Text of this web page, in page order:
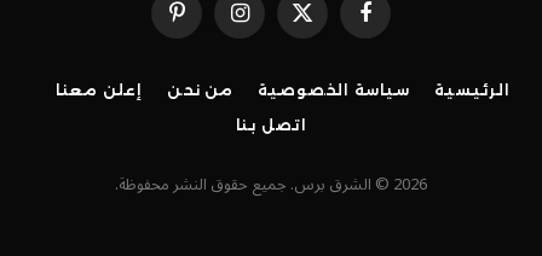
فيسبوك X
(Twitter)
الانستغرامبينتيريست
الرئيسية سياسة الخصوصية من نحن
إعلن معنا
اتصل بنا
2026 © الشرق برس. جميع حقوق النشر محفوظة.